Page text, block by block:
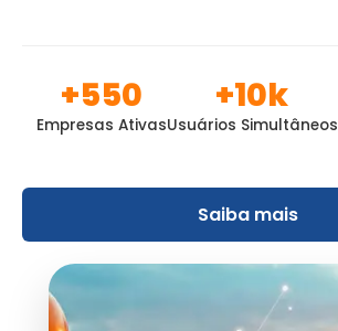
+550
Empresas Ativas
+10k
Usuários Simultâneos
Saiba mais